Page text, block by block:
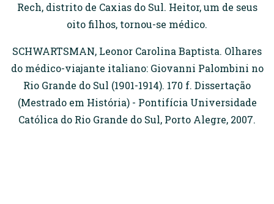
Rech, distrito de Caxias do Sul. Heitor, um de seus
oito filhos, tornou-se médico.
SCHWARTSMAN, Leonor Carolina Baptista. Olhares
do médico-viajante italiano: Giovanni Palombini no
Rio Grande do Sul (1901-1914). 170 f. Dissertação
(Mestrado em História) - Pontifícia Universidade
Católica do Rio Grande do Sul, Porto Alegre, 2007.